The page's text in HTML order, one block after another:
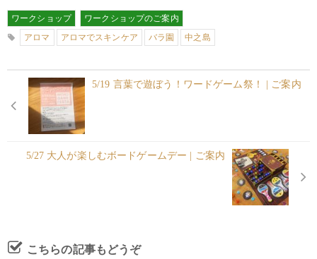
ワークショップ
ワークショップのご案内
アロマ
アロマでスキンケア バラ園 中之島
5/19 言葉で遊ぼう！ワードゲーム祭！ | ご案内
5/27 大人が楽しむボードゲームデー | ご案内
こちらの記事もどうぞ